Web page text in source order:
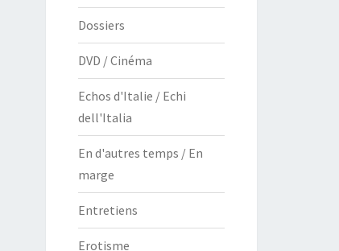
Dossiers
DVD / Cinéma
Echos d'Italie / Echi
dell'Italia
En d'autres temps / En
marge
Entretiens
Erotisme